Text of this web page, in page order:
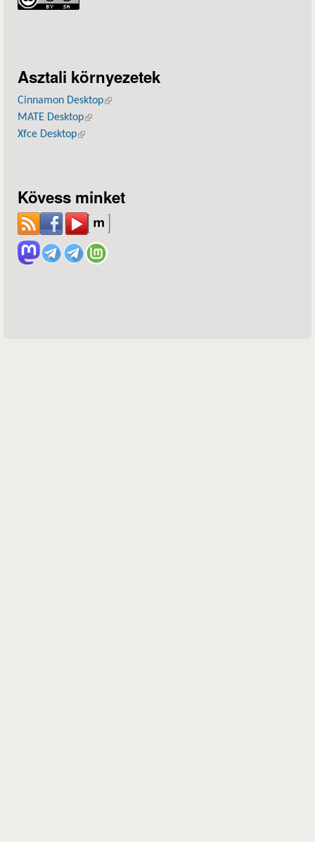
Asztali környezetek
Cinnamon Desktop(külső hivatkozás)
MATE Desktop(külső hivatkozás)
Xfce Desktop(külső hivatkozás)
Kövess minket